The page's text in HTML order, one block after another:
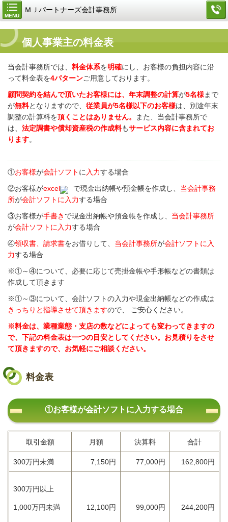
MENU
ＭＪパートナーズ会計事務所
個人事業主の料金表
当会計事務所では、 料金体系を明確にし、お客様の負担内容に沿
って料金表を4パターンご用意しております。
顧問契約を結んで頂いたお客様には、年末調整の計算が5名様まで
が無料となりますので、 従業員が5名様以下のお客様は、別途年末
調整の計算料を頂くことはありません。
また、当会計事務所で
は、 法定調書や償却資産税の作成料もサービス内容に含まれてお
ります。
①お客様が会計ソフト に 入力する場合
②お客様がexcel で現金出納帳や預金帳を作成し、 当会計事務
所が会計ソフトに入力する場合
③お客様が手書き で現金出納帳や預金帳を作成し、 当会計事務所
が会計ソフトに入力する場合
④領収書、請求書をお借りして、 当会計事務所が会計ソフトに入
力する場合
※①～④について、必要に応じて売掛金帳や手形帳などの書類は
作成して頂きます
※①～③について、会計ソフトの入力や現金出納帳などの作成は
きっちりと指導させて頂きますので 、 ご安心ください。
※料金は、業種業態・支店の数などによっても変わってきますの
で、下記の料金表は一つの目安としてください。お見積りをさせ
て頂きますので、お気軽にご相談ください。
料金表
①お客様が会計ソフトに入力する場合
取引金額 月額 決算料 合計
300万円未満 7,150円 77,000円 162,800円
300万円以上
1,000万円未満 12,100円 99,000円 244,200円